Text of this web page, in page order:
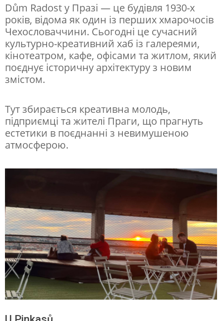
м
о
с
ф
е
н
і
ш
т
н
і
м
а
й
д
а
Dům Radost у Празі — це будівля 1930-х
років, відома як один із перших хмарочосів
Чехословаччини. Сьогодні це сучасний
культурно-креативний хаб із галереями,
кінотеатром, кафе, офісами та житлом, який
поєднує історичну архітектуру з новим
змістом.
Тут збирається креативна молодь,
підприємці та жителі Праги, що прагнуть
естетики в поєднанні з невимушеною
атмосферою.